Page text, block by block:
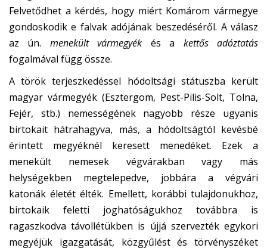
Felvetődhet a kérdés, hogy miért Komárom vármegye
gondoskodik e falvak adójának beszedéséről. A válasz
az ún. menekült vármegyék és a kettős adóztatás
fogalmával függ össze.
A török terjeszkedéssel hódoltsági státuszba került
magyar vármegyék (Esztergom, Pest-Pilis-Solt, Tolna,
Fejér, stb.) nemességének nagyobb része ugyanis
birtokait hátrahagyva, más, a hódoltságtól kevésbé
érintett megyéknél keresett menedéket. Ezek a
menekült nemesek végvárakban vagy más
helységekben megtelepedve, jobbára a végvári
katonák életét élték. Emellett, korábbi tulajdonukhoz,
birtokaik feletti joghatóságukhoz továbbra is
ragaszkodva távollétükben is újjá szervezték egykori
megyéjük igazgatását, közgyűlést és törvényszéket